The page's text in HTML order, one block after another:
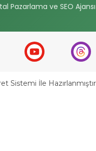
Pazarlama ve SEO Ajansı
Sistemi İle